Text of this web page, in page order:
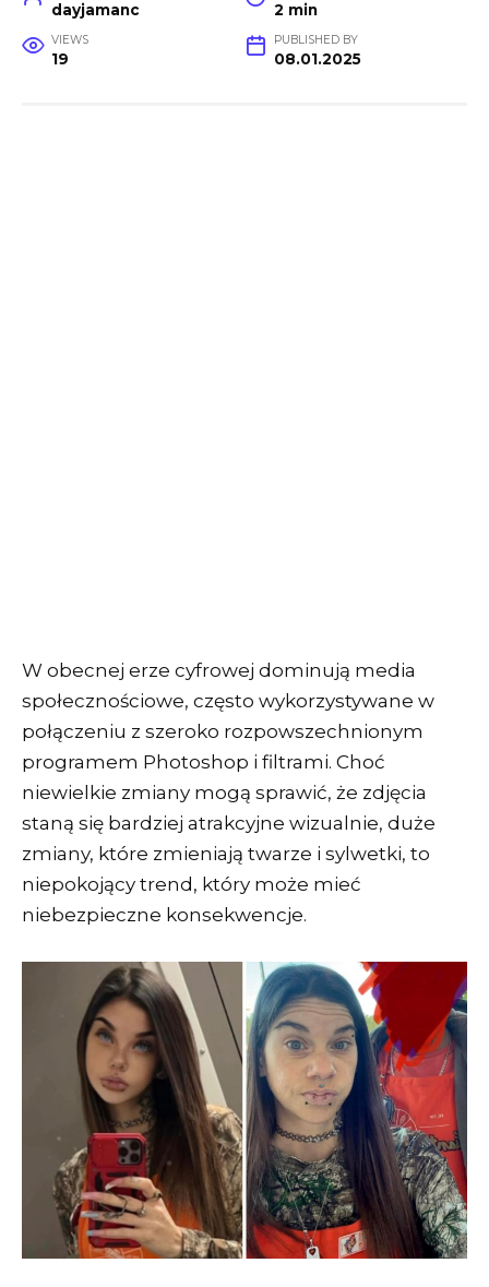
dayjamanc 2 min
VIEWS
19
PUBLISHED BY
08.01.2025
W obecnej erze cyfrowej dominują media
społecznościowe, często wykorzystywane w
połączeniu z szeroko rozpowszechnionym
programem Photoshop i filtrami. Choć
niewielkie zmiany mogą sprawić, że zdjęcia
staną się bardziej atrakcyjne wizualnie, duże
zmiany, które zmieniają twarze i sylwetki, to
niepokojący trend, który może mieć
niebezpieczne konsekwencje.